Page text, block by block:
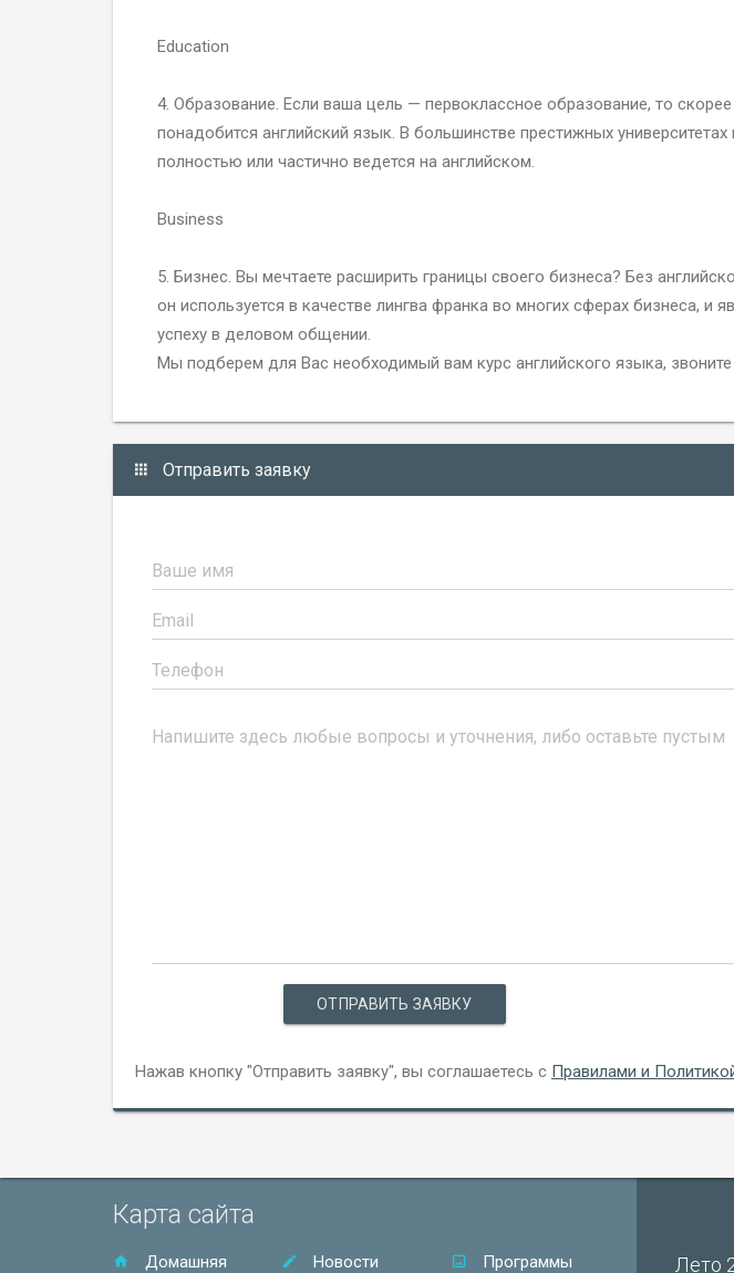
Education
4. Образование. Если ваша цель — первоклассное образование, то
понадобится английский язык. В большинстве престижных университетах
полностью или частично ведется на английском.
Business
5. Бизнес. Вы мечтаете расширить границы своего бизнеса? Без
он используется в качестве лингва франка во многих сферах бизнеса, и
успеху в деловом общении.
Мы подберем для Вас необходимый вам курс английского языка, звоните
Отправить заявку
ОТПРАВИТЬ ЗАЯВКУ
Нажав кнопку "Отправить заявку", вы соглашаетесь с Правилами и
Карта сайта
Домашняя Новости Программы Лето